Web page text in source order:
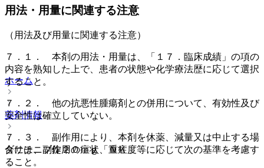
用法・用量に関連する注意
（用法及び用量に関連する注意）
７．１． 本剤の用法・用量は、「１７．臨床成績」の項の
内容を熟知した上で、患者の状態や化学療法歴に応じて選択
すること。
７．２． 他の抗悪性腫瘍剤との併用について、有効性及び
安全性は確立していない。
７．３． 副作用により、本剤を休薬、減量又は中止する場
合には、副作用の症状、重症度等に応じて次の基準を考慮す
ること。
ホーム
薬剤情報
ダサチニブ錠２０ｍｇ「ＮＫ」